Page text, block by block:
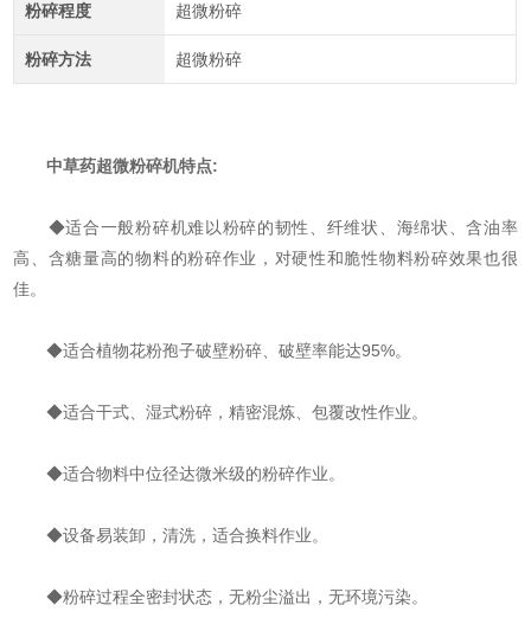
粉碎程度 超微粉碎
粉碎方法 超微粉碎
中草药超微粉碎机特点:
◆适合一般粉碎机难以粉碎的韧性、纤维状、海绵状、含油率
高、含糖量高的物料的粉碎作业，对硬性和脆性物料粉碎效果也很
佳。
◆适合植物花粉孢子破壁粉碎、破壁率能达95%。
◆适合干式、湿式粉碎，精密混炼、包覆改性作业。
◆适合物料中位径达微米级的粉碎作业。
◆设备易装卸，清洗，适合换料作业。
◆粉碎过程全密封状态，无粉尘溢出，无环境污染。